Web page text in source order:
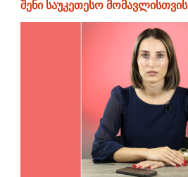
შენი საუკეთესო მომავლისთვის